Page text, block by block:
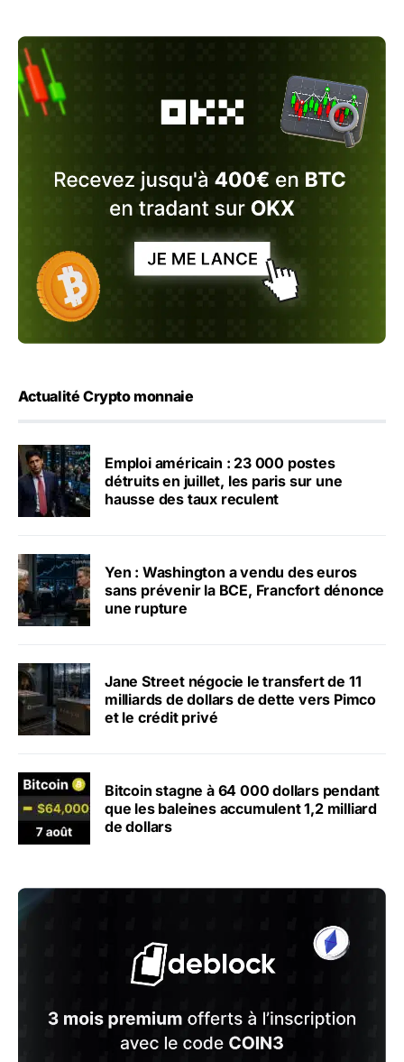
Actualité Crypto monnaie
Emploi américain : 23 000 postes
détruits en juillet, les paris sur une
hausse des taux reculent
Yen : Washington a vendu des euros
sans prévenir la BCE, Francfort dénonce
une rupture
Jane Street négocie le transfert de 11
milliards de dollars de dette vers Pimco
et le crédit privé
Bitcoin stagne à 64 000 dollars pendant
que les baleines accumulent 1,2 milliard
de dollars